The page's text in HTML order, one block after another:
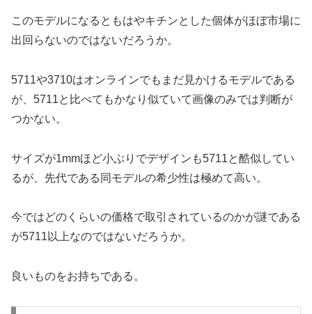
このモデルになるともはやキチンとした個体がほぼ市場に
出回らないのではないだろうか。
5711や3710はオンラインでもまだ見かけるモデルである
が、5711と比べてもかなり似ていて画像のみでは判断が
つかない。
サイズが1mmほど小ぶりでデザインも5711と酷似してい
るが、先代である同モデルの希少性は極めて高い。
今ではどのくらいの価格で取引されているのかが謎である
が5711以上なのではないだろうか。
良いものをお持ちである。